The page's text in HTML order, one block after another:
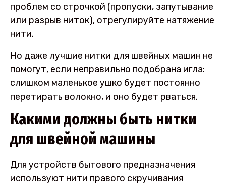
проблем со строчкой (пропуски, запутывание
или разрыв ниток), отрегулируйте натяжение
нити.
Но даже лучшие нитки для швейных машин не
помогут, если неправильно подобрана игла:
слишком маленькое ушко будет постоянно
перетирать волокно, и оно будет рваться.
Какими должны быть нитки
для швейной машины
Для устройств бытового предназначения
используют нити правого скручивания